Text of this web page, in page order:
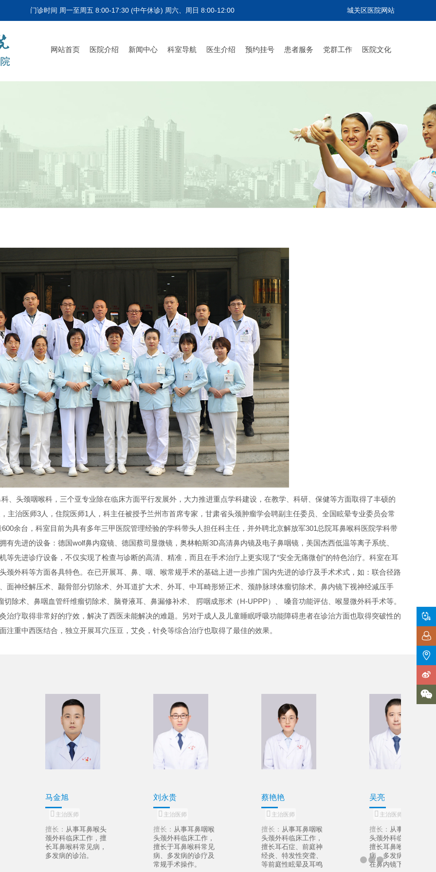
门诊时间 周一至周五 8:00-17:30 (中午休诊) 周六、周日 8:00-12:00 城关区医院网站
网站首页 医院介绍 新闻中心 科室导航 医生介绍 预约挂号 患者服务 党群工作 医院文化
、头颈咽喉科，三个亚专业除在临床方面平行发展外，大力推进重点学科建设，在教学、科研、保健等方面取得了丰硕的
主治医师3人，住院医师1人，科主任被授予兰州市首席专家，甘肃省头颈肿瘤学会聘副主任委员、全国眩晕专业委员会常
余台，科室目前为具有多年三甲医院管理经验的学科带头人担任科主任，并外聘北京解放军301总院耳鼻喉科医院学科带
先进的设备：德国wolf鼻内窥镜、德国蔡司显微镜，奥林帕斯3D高清鼻内镜及电子鼻咽镜，美国杰西低温等离子系统、
先进诊疗设备，不仅实现了检查与诊断的高清、精准，而且在手术治疗上更实现了“安全无痛微创”的特色治疗。科室在耳
颈外科等方面各具特色。在已开展耳、鼻、咽、喉常规手术的基础上进一步推广国内先进的诊疗及手术术式，如：联合径路
面神经解压术、颞骨部分切除术、外耳道扩大术、外耳、中耳畸形矫正术、颈静脉球体瘤切除术。鼻内镜下视神经减压手
除术、鼻咽血管纤维瘤切除术、脑脊液耳、鼻漏修补术、 腭咽成形术（H-UPPP）、 嗓音功能评估、喉显微外科手术等。
治疗取得非常好的疗效，解决了西医未能解决的难题。另对于成人及儿童睡眠呼吸功能障碍患者在诊治方面也取得突破性的
注重中西医结合，独立开展耳穴压豆，艾灸，针灸等综合治疗也取得了最佳的效果。
蔡艳艳
主治医师
擅长：从事耳鼻咽喉
头颈外科临床工作，
擅长耳石症、前庭神
经炎、特发性突聋、
吴亮
主治医师
擅长：从事耳鼻咽喉
头颈外科临床工作，
擅长耳鼻喉科常见
病、多发病的诊疗。
在鼻内镜下鼻腔、鼻
张艳霞
副主任医师
擅长：从事耳鼻喉科
擅长鼻炎、鼻窦炎、
中耳炎、咽喉炎、扁
桃体炎、耳鸣、耳
聋、鼻息肉、声带息
副主任医师
擅长：
头颈外科临床工
擅长耳聋、耳鸣
晕的个性化诊治
内镜下鼻腔、鼻




